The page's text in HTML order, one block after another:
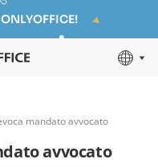
mandato avvocato
avvocato